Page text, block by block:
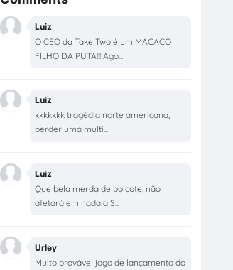
Luiz
O CEO da Take Two é um MACACO
FILHO DA PUTA!!! Ago...
Luiz
kkkkkkk tragédia norte americana,
perder uma multi...
Luiz
Que bela merda de boicote, não
afetará em nada a S...
Urley
Muito provável jogo de lançamento do